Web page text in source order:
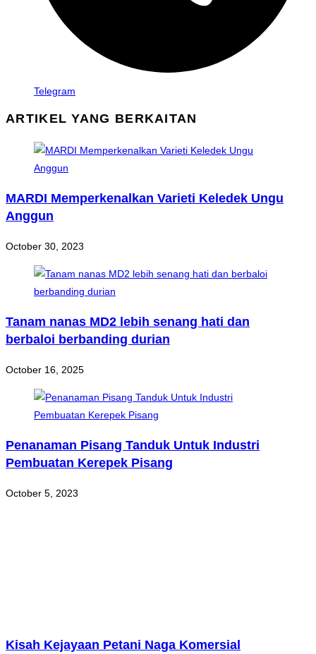
Telegram
ARTIKEL YANG BERKAITAN
MARDI Memperkenalkan Varieti Keledek Ungu
Anggun
October 30, 2023
Tanam nanas MD2 lebih senang hati dan
berbaloi berbanding durian
October 16, 2025
Penanaman Pisang Tanduk Untuk Industri
Pembuatan Kerepek Pisang
October 5, 2023
Kisah Kejayaan Petani Naga Komersial